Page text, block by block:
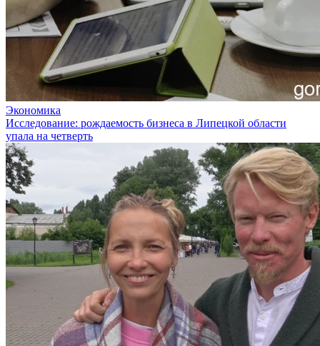
Экономика
Исследование: рождаемость бизнеса в Липецкой области
упала на четверть